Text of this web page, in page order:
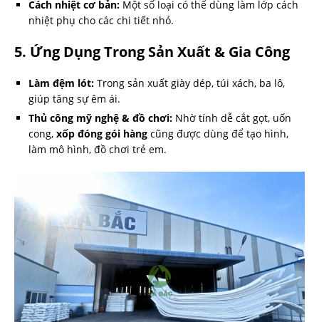
Cách nhiệt cơ bản: Một số loại có thể dùng làm lớp cách
nhiệt phụ cho các chi tiết nhỏ.
5. Ứng Dụng Trong Sản Xuất & Gia Công
Làm đệm lót: Trong sản xuất giày dép, túi xách, ba lô,
giúp tăng sự êm ái.
Thủ công mỹ nghệ & đồ chơi: Nhờ tính dễ cắt gọt, uốn
cong, xốp đóng gói hàng cũng được dùng để tạo hình,
làm mô hình, đồ chơi trẻ em.